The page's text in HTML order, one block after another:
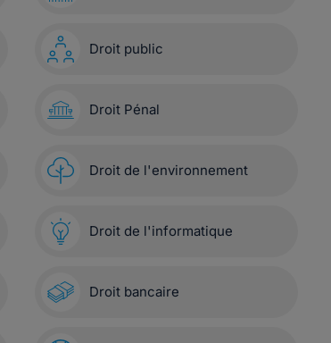
Droit public
Droit Pénal
Droit de l'environnement
Droit de l'informatique
Droit bancaire